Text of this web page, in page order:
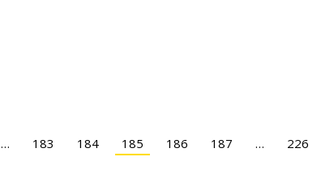
… 183 184 185 186 187 … 226